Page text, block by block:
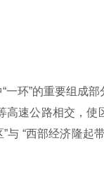
环”的重要组成
高速公路相交，
“西部经济隆起